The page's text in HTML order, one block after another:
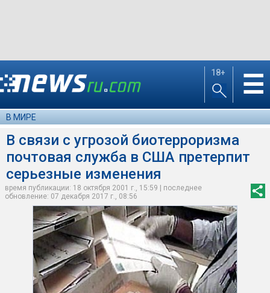
18+ ☰
В МИРЕ
В связи с угрозой биотерроризма
почтовая служба в США претерпит
серьезные изменения
время публикации: 18 октября 2001 г., 15:59 | последнее
обновление: 07 декабря 2017 г., 08:56